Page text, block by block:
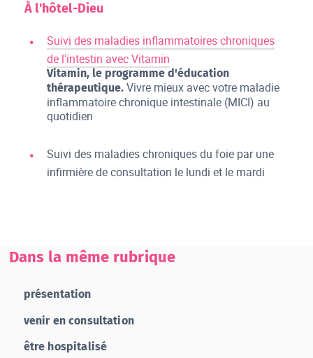
À l'hôtel-Dieu
Suivi des maladies inflammatoires chroniques
de l'intestin avec Vitamin
Vitamin, le programme d'éducation
thérapeutique.Vivre mieux avec votre maladie
inflammatoire chronique intestinale (MICI) au
quotidien
Suivi des maladies chroniques du foie par une
infirmière de consultation le lundi et le mardi
Dans la même rubrique
présentation
venir en consultation
être hospitalisé